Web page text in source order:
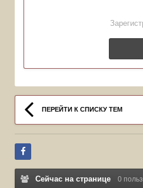
ПЕРЕЙТИ К СПИСКУ ТЕМ
Сейчас на странице 0